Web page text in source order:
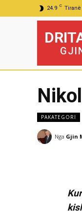
24.9 C Tiranë
PAKATEGORI
Nga Gjin